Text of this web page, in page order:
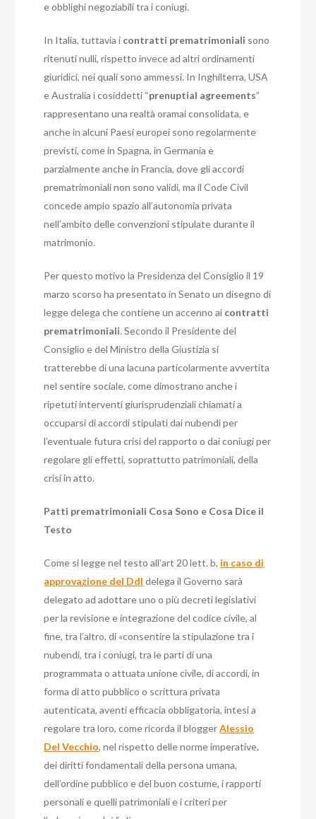
e obblighi negoziabili tra i coniugi.
In Italia, tuttavia i contratti prematrimoniali sono
ritenuti nulli, rispetto invece ad altri ordinamenti
giuridici, nei quali sono ammessi. In Inghilterra, USA
e Australia i cosiddetti “prenuptial agreements”
rappresentano una realtà oramai consolidata, e
anche in alcuni Paesi europei sono regolarmente
previsti, come in Spagna, in Germania e
parzialmente anche in Francia, dove gli accordi
prematrimoniali non sono validi, ma il Code Civil
concede ampio spazio all’autonomia privata
nell’ambito delle convenzioni stipulate durante il
matrimonio.
Per questo motivo la Presidenza del Consiglio il 19
marzo scorso ha presentato in Senato un disegno di
legge delega che contiene un accenno ai contratti
prematrimoniali. Secondo il Presidente del
Consiglio e del Ministro della Giustizia si
tratterebbe di una lacuna particolarmente avvertita
nel sentire sociale, come dimostrano anche i
ripetuti interventi giurisprudenziali chiamati a
occuparsi di accordi stipulati dai nubendi per
l’eventuale futura crisi del rapporto o dai coniugi per
regolare gli effetti, soprattutto patrimoniali, della
crisi in atto.
Patti prematrimoniali Cosa Sono e Cosa Dice il
Testo
Come si legge nel testo all’art 20 lett. b, in caso di
approvazione del Ddl delega il Governo sarà
delegato ad adottare uno o più decreti legislativi
per la revisione e integrazione del codice civile, al
fine, tra l’altro, di «consentire la stipulazione tra i
nubendi, tra i coniugi, tra le parti di una
programmata o attuata unione civile, di accordi, in
forma di atto pubblico o scrittura privata
autenticata, aventi efficacia obbligatoria, intesi a
regolare tra loro, come ricorda il bloggerAlessio
Del Vecchio, nel rispetto delle norme imperative,
dei diritti fondamentali della persona umana,
dell’ordine pubblico e del buon costume, i rapporti
personali e quelli patrimoniali e i criteri per